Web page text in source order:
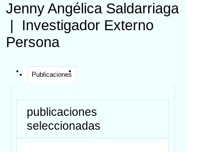
Jenny Angélica Saldarriaga
Investigador Externo
Persona
Publicaciones
publicaciones
seleccionadas